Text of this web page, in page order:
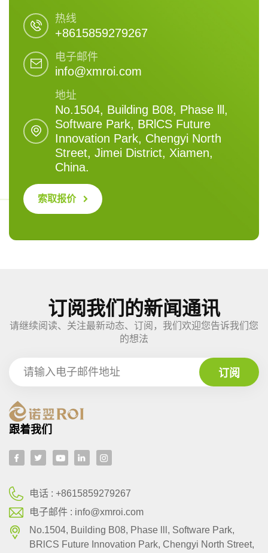
热线
+8615859279267
电子邮件
info@xmroi.com
地址
No.1504, Building B08, Phase lll,
Software Park, BRlCS Future
Innovation Park, Chengyi North
Street, Jimei District, Xiamen,
China.
索取报价
订阅我们的新闻通讯
请继续阅读、关注最新动态、订阅，我们欢迎您告诉我们您
的想法
跟着我们
电话 :+8615859279267
电子邮件 : info@xmroi.com
No.1504, Building B08, Phase lll, Software Park,
BRlCS Future Innovation Park, Chengyi North Street,